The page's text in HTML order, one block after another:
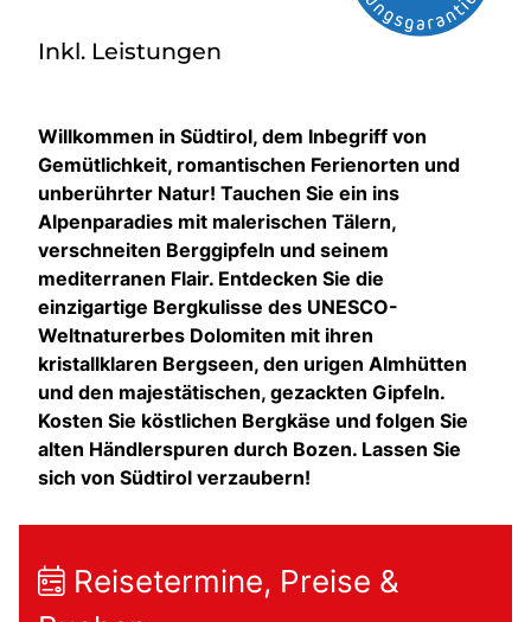
Inkl. Leistungen
Willkommen in Südtirol, dem Inbegriff von
Gemütlichkeit, romantischen Ferienorten und
unberührter Natur! Tauchen Sie ein ins
Alpenparadies mit malerischen Tälern,
verschneiten Berggipfeln und seinem
mediterranen Flair. Entdecken Sie die
einzigartige Bergkulisse des UNESCO-
Weltnaturerbes Dolomiten mit ihren
kristallklaren Bergseen, den urigen Almhütten
und den majestätischen, gezackten Gipfeln.
Kosten Sie köstlichen Bergkäse und folgen Sie
alten Händlerspuren durch Bozen. Lassen Sie
sich von Südtirol verzaubern!
Reisetermine, Preise &